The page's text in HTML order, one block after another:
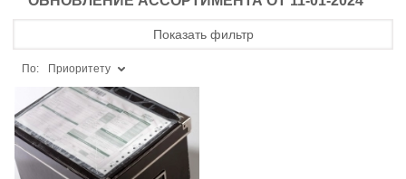
Показать фильтр
По: Приоритету